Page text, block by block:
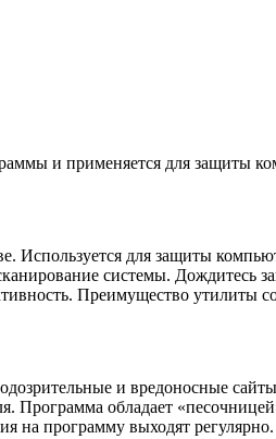
и применяется для защиты
Используется для защиты
системы.
Преимущество утилиты
и вредоносные
Программа обладает
программу выходят